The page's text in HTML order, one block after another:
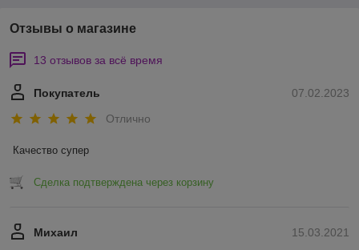
Отзывы о магазине
13 отзывов за всё время
07.02.2023
Покупатель
Отлично
Качество супер
Сделка подтверждена через корзину
15.03.2021
Михаил